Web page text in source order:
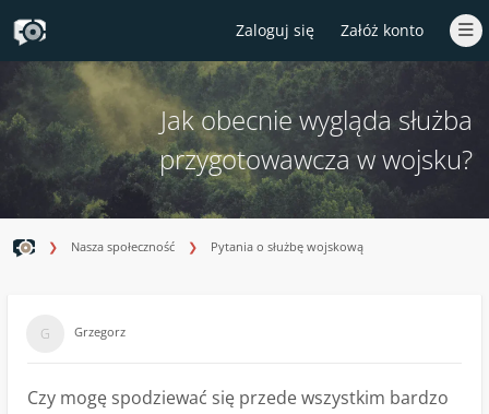
Zaloguj się Załóż konto
Jak obecnie wygląda służba
przygotowawcza w wojsku?
Nasza społeczność Pytania o służbę wojskową
Grzegorz
Czy mogę spodziewać się przede wszystkim bardzo